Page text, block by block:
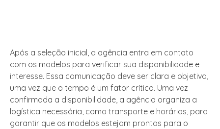
Após a seleção inicial, a agência entra em contato
com os modelos para verificar sua disponibilidade e
interesse. Essa comunicação deve ser clara e objetiva,
uma vez que o tempo é um fator crítico. Uma vez
confirmada a disponibilidade, a agência organiza a
logística necessária, como transporte e horários, para
garantir que os modelos estejam prontos para o